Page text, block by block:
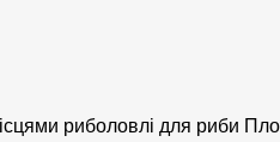
риболовлі для риби